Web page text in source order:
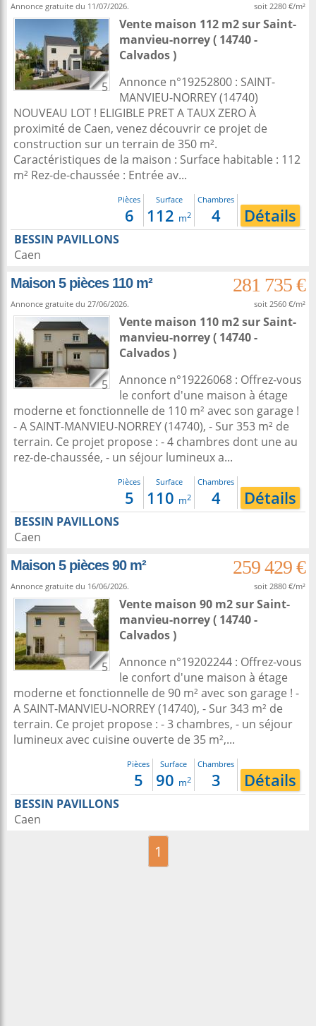
Annonce gratuite du 11/07/2026. soit 2280 €/m²
5
Vente maison 112 m2surSaint-
manvieu-norrey( 14740 -
Calvados )
Annonce n°19252800 : SAINT-
MANVIEU-NORREY (14740)
NOUVEAU LOT ! ELIGIBLE PRET A TAUX ZERO À
proximité de Caen, venez découvrir ce projet de
construction sur un terrain de 350 m².
Caractéristiques de la maison : Surface habitable : 112
m² Rez-de-chaussée : Entrée av...
Pièces
6
Surface
112 m2
Chambres
4 Détails
BESSIN PAVILLONS
Caen
Maison 5 pièces 110 m²
281 735 €
Annonce gratuite du 27/06/2026. soit 2560 €/m²
5
Vente maison 110 m2surSaint-
manvieu-norrey( 14740 -
Calvados )
Annonce n°19226068 : Offrez-vous
le confort d'une maison à étage
moderne et fonctionnelle de 110 m² avec son garage !
- A SAINT-MANVIEU-NORREY (14740), - Sur 353 m² de
terrain. Ce projet propose : - 4 chambres dont une au
rez-de-chaussée, - un séjour lumineux a...
Pièces
5
Surface
110 m2
Chambres
4 Détails
BESSIN PAVILLONS
Caen
Maison 5 pièces 90 m²
259 429 €
Annonce gratuite du 16/06/2026. soit 2880 €/m²
5
Vente maison 90 m2surSaint-
manvieu-norrey( 14740 -
Calvados )
Annonce n°19202244 : Offrez-vous
le confort d'une maison à étage
moderne et fonctionnelle de 90 m² avec son garage ! -
A SAINT-MANVIEU-NORREY (14740), - Sur 343 m² de
terrain. Ce projet propose : - 3 chambres, - un séjour
lumineux avec cuisine ouverte de 35 m²,...
Pièces
5
Surface
90 m2
Chambres
3 Détails
BESSIN PAVILLONS
Caen
1